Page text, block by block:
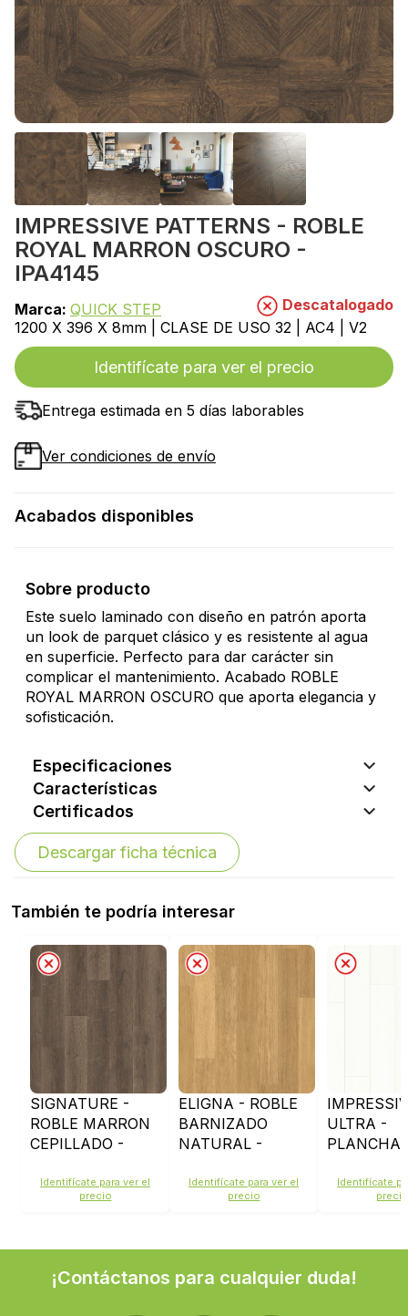
IMPRESSIVE PATTERNS - ROBLE
ROYAL MARRON OSCURO -
IPA4145
Marca: QUICK STEP
Descatalogado
1200 X 396 X 8mm | CLASE DE USO 32 | AC4 | V2
Identifícate para ver el precio
Entrega estimada en 5 días laborables
Ver condiciones de envío
Acabados disponibles
Sobre producto
Este suelo laminado con diseño en patrón aporta
un look de parquet clásico y es resistente al agua
en superficie. Perfecto para dar carácter sin
complicar el mantenimiento. Acabado ROBLE
ROYAL MARRON OSCURO que aporta elegancia y
sofisticación.
Especificaciones
Características
Certificados
Descargar ficha técnica
También te podría interesar
SIGNATURE -
ROBLE MARRON
CEPILLADO -
Identifícate para ver el
precio
ELIGNA - ROBLE
BARNIZADO
NATURAL -
Identifícate para ver el
precio
ULTRA -
IMU1859
Identifícate
precio
¡Contáctanos para cualquier duda!